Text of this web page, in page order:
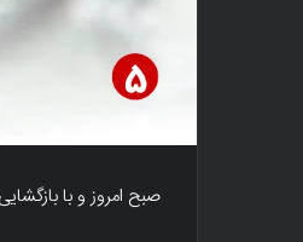
صبح امروز و با